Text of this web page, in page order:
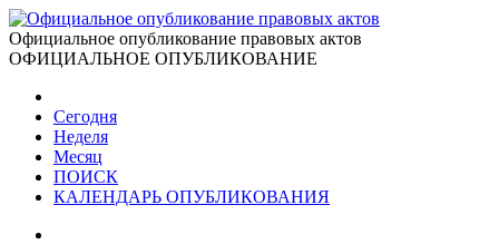
Официальное опубликование правовых актов
ОФИЦИАЛЬНОЕ ОПУБЛИКОВАНИЕ
Сегодня
Неделя
Месяц
ПОИСК
КАЛЕНДАРЬ ОПУБЛИКОВАНИЯ